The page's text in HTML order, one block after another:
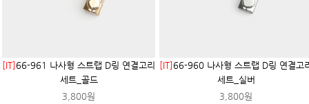
[IT]66-961 나사형 스트랩 D링 연결고리
세트_골드
3,800원
[IT]66-960 나사형 스트랩 D링 연결고
세트_실버
3,800원